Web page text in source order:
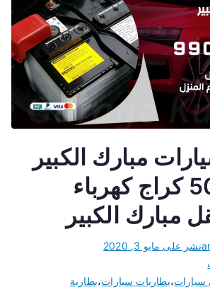
مبارك الكبير
50805535 كراج كهرباء
مبارك الكبير
نشر على مايو 3, 2020
سيارات،بطاريات سيارات،بطارية